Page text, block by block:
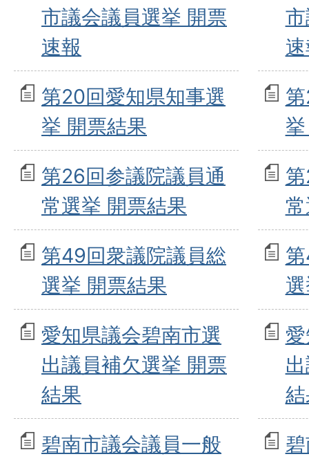
市議会議員選挙 開票
速報
第20回愛知県知事選
挙 開票結果
第26回参議院議員通
常選挙 開票結果
第49回衆議院議員総
選挙 開票結果
愛知県議会碧南市選
出議員補欠選挙 開票
結果
碧南市議会議員一般